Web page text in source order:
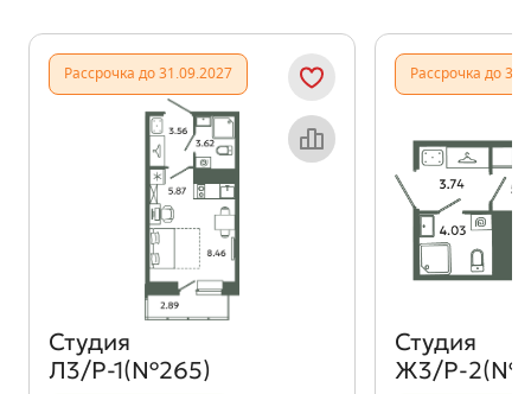
Рассрочка до 31.09.2027
Объект месяца
Студия
Л3/Р-1(№265)
Рассрочка до
Студия
Ж3/Р-